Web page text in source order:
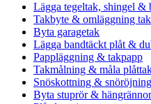
Lägga tegeltak, shingel &
Takbyte & omläggning tak
Byta garagetak
Lägga bandtäckt plåt &
Pappläggning & takpapp
Takmålning & måla
Snöskottning &
Byta stuprör & hängrännor